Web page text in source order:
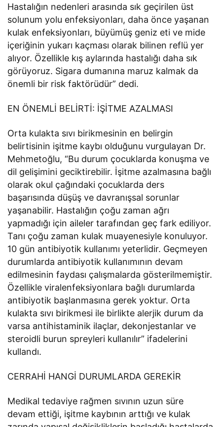
Hastalığın nedenleri arasında sık geçirilen üst
solunum yolu enfeksiyonları, daha önce yaşanan
kulak enfeksiyonları, büyümüş geniz eti ve mide
içeriğinin yukarı kaçması olarak bilinen reflü yer
alıyor. Özellikle kış aylarında hastalığı daha sık
görüyoruz. Sigara dumanına maruz kalmak da
önemli bir risk faktörüdür” dedi.
EN ÖNEMLİ BELİRTİ: İŞİTME AZALMASI
Orta kulakta sıvı birikmesinin en belirgin
belirtisinin işitme kaybı olduğunu vurgulayan Dr.
Mehmetoğlu, “Bu durum çocuklarda konuşma ve
dil gelişimini geciktirebilir. İşitme azalmasına bağlı
olarak okul çağındaki çocuklarda ders
başarısında düşüş ve davranışsal sorunlar
yaşanabilir. Hastalığın çoğu zaman ağrı
yapmadığı için aileler tarafından geç fark ediliyor.
Tanı çoğu zaman kulak muayenesiyle konuluyor.
10 gün antibiyotik kullanımı yeterlidir. Geçmeyen
durumlarda antibiyotik kullanımının devam
edilmesinin faydası çalışmalarda gösterilmemiştir.
Özellikle viralenfeksiyonlara bağlı durumlarda
antibiyotik başlanmasına gerek yoktur. Orta
kulakta sıvı birikmesi ile birlikte alerjik durum da
varsa antihistaminik ilaçlar, dekonjestanlar ve
steroidli burun spreyleri kullanılır” ifadelerini
kullandı.
CERRAHİ HANGİ DURUMLARDA GEREKİR
Medikal tedaviye rağmen sıvının uzun süre
devam ettiği, işitme kaybının arttığı ve kulak